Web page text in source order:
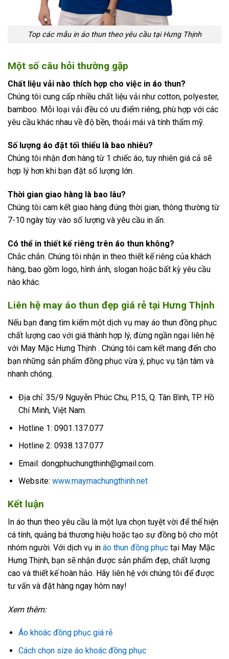
Top các mẫu in áo thun theo yêu cầu tại Hưng Thịnh
Một số câu hỏi thường gặp
Chất liệu vải nào thích hợp cho việc in áo thun?
Chúng tôi cung cấp nhiều chất liệu vải như cotton, polyester,
bamboo. Mỗi loại vải đều có ưu điểm riêng, phù hợp với các
yêu cầu khác nhau về độ bền, thoải mái và tính thẩm mỹ.
Số lượng áo đặt tối thiểu là bao nhiêu?
Chúng tôi nhận đơn hàng từ 1 chiếc áo, tuy nhiên giá cả sẽ
hợp lý hơn khi bạn đặt số lượng lớn.
Thời gian giao hàng là bao lâu?
Chúng tôi cam kết giao hàng đúng thời gian, thông thường từ
7-10 ngày tùy vào số lượng và yêu cầu in ấn.
Có thể in thiết kế riêng trên áo thun không?
Chắc chắn. Chúng tôi nhận in theo thiết kế riêng của khách
hàng, bao gồm logo, hình ảnh, slogan hoặc bất kỳ yêu cầu
nào khác.
Liên hệ may áo thun đẹp giá rẻ tại Hưng Thịnh
Nếu bạn đang tìm kiếm một dịch vụ may áo thun đồng phục
chất lượng cao với giá thành hợp lý, đừng ngần ngại liên hệ
với May Mặc Hưng Thịnh . Chúng tôi cam kết mang đến cho
bạn những sản phẩm đồng phục vừa ý, phục vụ tận tâm và
nhanh chóng.
Địa chỉ: 35/9 Nguyễn Phúc Chu, P.15, Q. Tân Bình, TP. Hồ
Chí Minh, Việt Nam.
Hotline 1: 0901.137.077
Hotline 2: 0938.137.077
Email: dongphuchungthinh@gmail.com.
Website: www.maymachungthinh.net
Kết luận
In áo thun theo yêu cầu là một lựa chọn tuyệt vời để thể hiện
cá tính, quảng bá thương hiệu hoặc tạo sự đồng bộ cho một
nhóm người. Với dịch vụ in áo thun đồng phục tại May Mặc
Hưng Thịnh, bạn sẽ nhận được sản phẩm đẹp, chất lượng
cao và thiết kế hoàn hảo. Hãy liên hệ với chúng tôi để được
tư vấn và đặt hàng ngay hôm nay!
Xem thêm:
Áo khoác đồng phục giá rẻ
Cách chọn size áo khoác đồng phục